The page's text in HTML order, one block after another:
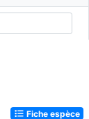
Fiche espèce